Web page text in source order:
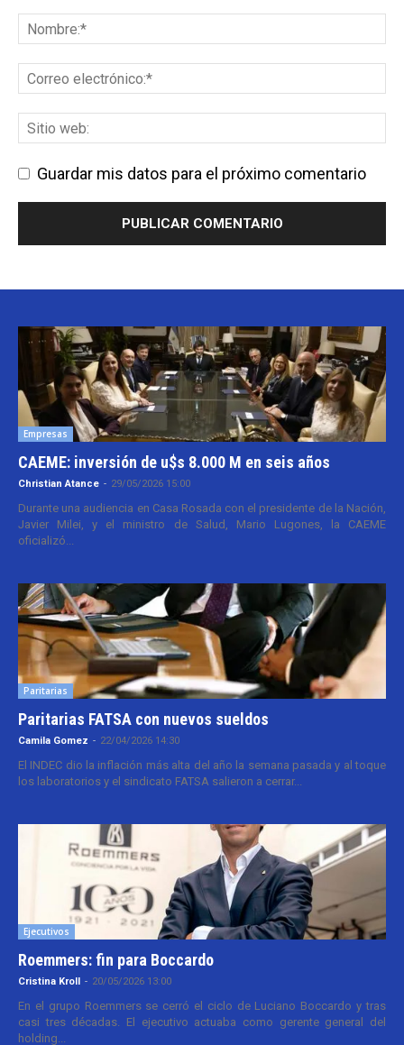
Guardar mis datos para el próximo comentario
Empresas
CAEME: inversión de u$s 8.000 M en seis años
Christian Atance - 29/05/2026 15:00
Durante una audiencia en Casa Rosada con el presidente de la Nación,
Javier Milei, y el ministro de Salud, Mario Lugones, la CAEME
oficializó...
Paritarias
Paritarias FATSA con nuevos sueldos
Camila Gomez - 22/04/2026 14:30
El INDEC dio la inflación más alta del año la semana pasada y al toque
los laboratorios y el sindicato FATSA salieron a cerrar...
Ejecutivos
Roemmers: fin para Boccardo
Cristina Kroll - 20/05/2026 13:00
En el grupo Roemmers se cerró el ciclo de Luciano Boccardo y tras
casi tres décadas. El ejecutivo actuaba como gerente general del
holding...